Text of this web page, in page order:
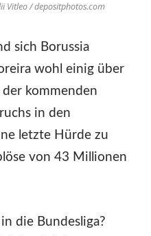
Vitleo / depositphotos.com
sich Borussia
wohl einig über
kommenden
in den
letzte Hürde zu
von 43 Millionen
die Bundesliga?